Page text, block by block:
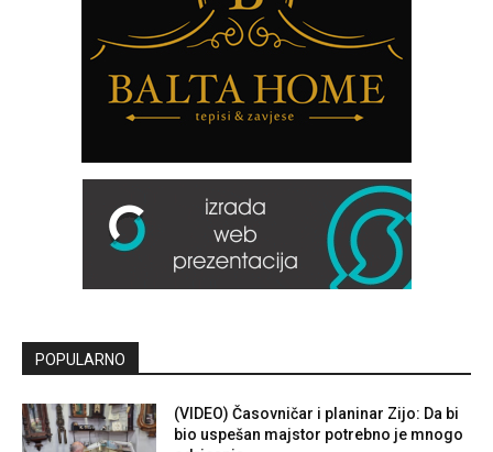
POPULARNO
(VIDEO) Časovničar i planinar Zijo: Da bi
bio uspešan majstor potrebno je mnogo